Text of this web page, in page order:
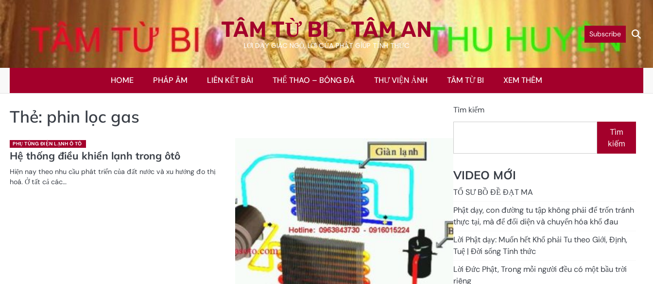
Skip
to
content
TÂM TỪ BI – TÂM AN
LỜI DẠY GIÁC NGỘ, LỜI CỦA PHẬT GÍÚP TỈNH THỨC
Subscribe
HOME PHÁP ÂM LIÊN KẾT BÀI THỂ THAO – BÓNG ĐÁ THƯ VIỆN ẢNH TÂM TỪ BI XEM THÊM
Thẻ: phin lọc gas
PHỤ TÙNG ĐIỆN LẠNH Ô TÔ
Hệ thống điều khiển lạnh trong ôtô
Hiện nay theo nhu cầu phát triển của đất nước và xu hướng đo thị
hoá. Ở tất cả các…
Tìm kiếm
Tìm
kiếm
VIDEO MỚI
TỔ SƯ BỒ ĐỀ ĐẠT MA
Phật dạy, con đường tu tập không phải để trốn tránh
thực tại, mà để đối diện và chuyển hóa khổ đau
Lời Phật dạy: Muốn hết Khổ phải Tu theo Giới, Định,
Tuệ | Đời sống Tỉnh thức
Lời Đức Phật, Trong mỗi người đều có một bầu trời
riêng